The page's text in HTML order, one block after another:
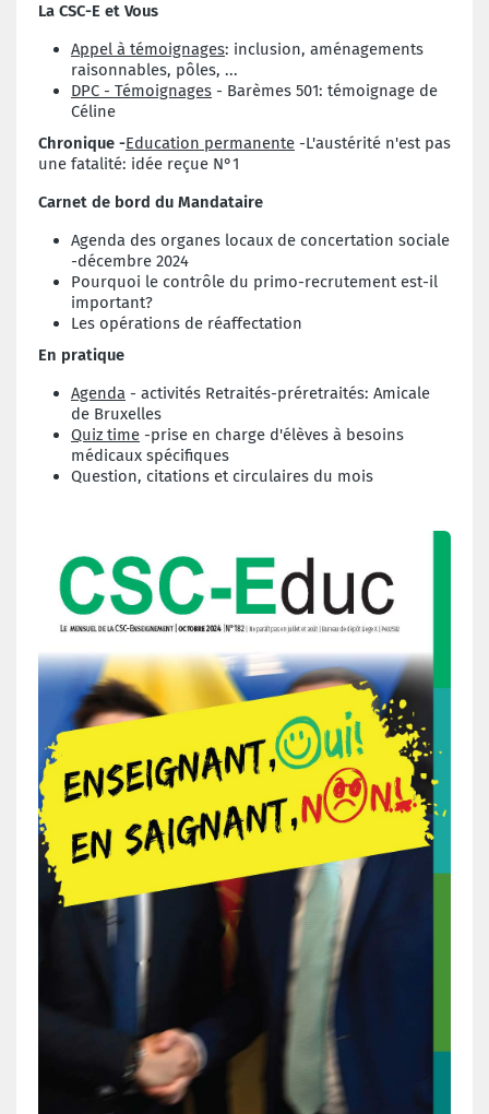
La CSC-E et Vous
Appel à témoignages: inclusion, aménagements
raisonnables, pôles, ...
DPC - Témoignages - Barèmes 501: témoignage de
Céline
Chronique -Education permanente -L'austérité n'est pas
une fatalité: idée reçue N°1
Carnet de bord du Mandataire
Agenda des organes locaux de concertation sociale
-décembre 2024
Pourquoi le contrôle du primo-recrutement est-il
important?
Les opérations de réaffectation
En pratique
Agenda - activités Retraités-préretraités: Amicale
de Bruxelles
Quiz time -prise en charge d'élèves à besoins
médicaux spécifiques
Question, citations et circulaires du mois